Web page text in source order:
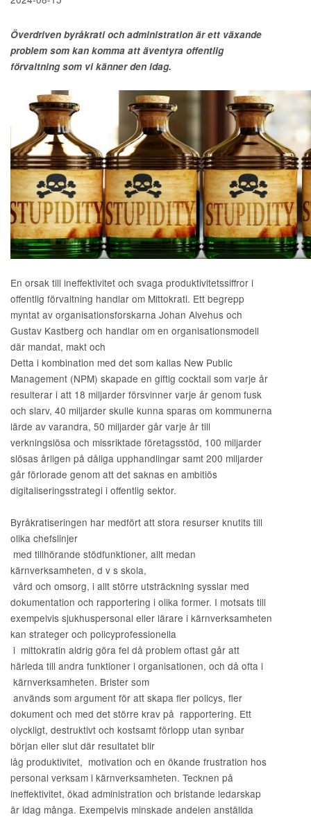
Överdriven byråkrati och administration är ett växande
problem som kan komma att äventyra offentlig
förvaltning som vi känner den idag.
En orsak till ineffektivitet och svaga produktivitetssiffror i
offentlig förvaltning handlar om Mittokrati. Ett begrepp
myntat av organisationsforskarna Johan Alvehus och
Gustav Kastberg och handlar om en organisationsmodell
där mandat, makt och
Detta i kombination med det som kallas New Public
Management (NPM) skapade en giftig cocktail som varje år
resulterar i att 18 miljarder försvinner varje år genom fusk
och slarv, 40 miljarder skulle kunna sparas om kommunerna
lärde av varandra, 50 miljarder går varje år till
verkningslösa och missriktade företagsstöd, 100 miljarder
slösas årligen på dåliga upphandlingar samt 200 miljarder
går förlorade genom att det saknas en ambitiös
digitaliseringsstrategi i offentlig sektor.
Byråkratiseringen har medfört att stora resurser knutits till
olika chefslinjer
med tillhörande stödfunktioner, allt medan
kärnverksamheten, d v s skola,
vård och omsorg, i allt större utsträckning sysslar med
dokumentation och rapportering i olika former. I motsats till
exempelvis sjukhuspersonal eller lärare i kärnverksamheten
kan strateger och policyprofessionella
i mittokratin aldrig göra fel då problem oftast går att
härleda till andra funktioner i organisationen, och då ofta i
kärnverksamheten. Brister som
används som argument för att skapa fler policys, fler
dokument och med det större krav på rapportering. Ett
olyckligt, destruktivt och kostsamt förlopp utan synbar
början eller slut där resultatet blir
låg produktivitet, motivation och en ökande frustration hos
personal verksam i kärnverksamheten. Tecknen på
ineffektivitet, ökad administration och bristande ledarskap
är idag många. Exempelvis minskade andelen anställda